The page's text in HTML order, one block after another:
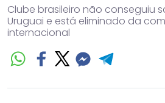
Clube brasileiro não conseguiu
Uruguai e está eliminado da
internacional